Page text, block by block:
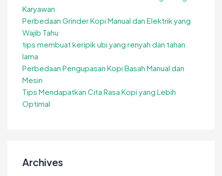
Karyawan
Perbedaan Grinder Kopi Manual dan Elektrik yang
Wajib Tahu
tips membuat keripik ubi yang renyah dan tahan
lama
Perbedaan Pengupasan Kopi Basah Manual dan
Mesin
Tips Mendapatkan Cita Rasa Kopi yang Lebih
Optimal
Archives